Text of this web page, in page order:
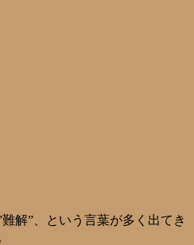
解”、という言葉が多く出てき